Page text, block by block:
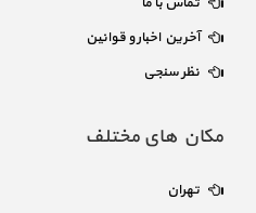
آخرین اخبار و قوانین
نظر سنجی
مکان های مختلف
تهران